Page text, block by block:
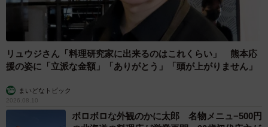
リュウジさん「料理研究家に出来るのはこれくらい」 熊本応
援の姿に「立派な金額」「ありがとう」「頭が上がりません」
まいどなトピック
2026.08.10
ボロボロな外観のかに太郎 名物メニュ−500円